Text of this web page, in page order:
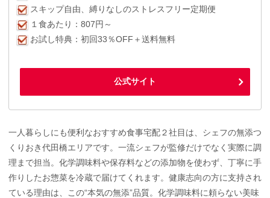
スキップ自由、縛りなしのストレスフリー定期便
１食あたり：807円～
お試し特典：初回33％OFF＋送料無料
公式サイト
一人暮らしにも便利なおすすめ食事宅配２社目は、シェフの無添つ
くりおき代田橋エリアです。一流シェフが監修だけでなく実際に調
理まで担当。化学調味料や保存料などの添加物を使わず、丁寧に手
作りしたお惣菜を冷蔵で届けてくれます。健康志向の方に支持され
ている理由は、この“本気の無添”品質。化学調味料に頼らない美味